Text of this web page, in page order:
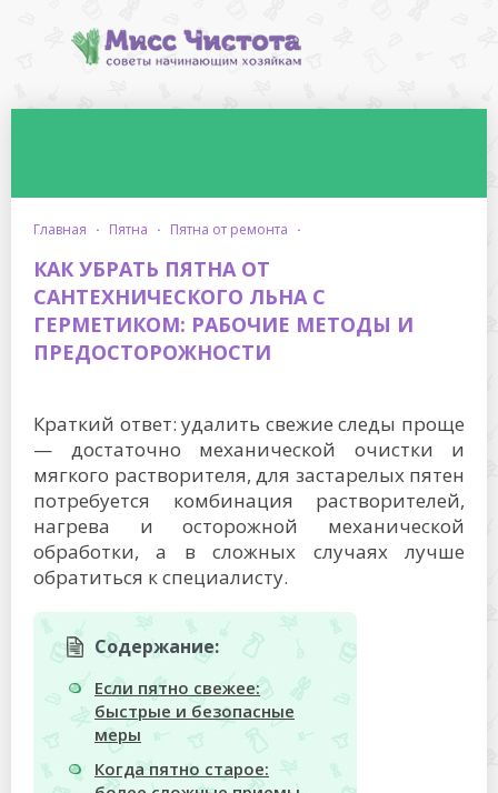
главная · пятна · пятна от ремонта ·
КАК УБРАТЬ ПЯТНА ОТ
САНТЕХНИЧЕСКОГО ЛЬНА С
ГЕРМЕТИКОМ: РАБОЧИЕ МЕТОДЫ И
ПРЕДОСТОРОЖНОСТИ
Краткий ответ: удалить свежие следы проще
— достаточно механической очистки и
мягкого растворителя, для застарелых пятен
потребуется комбинация растворителей,
нагрева и осторожной механической
обработки, а в сложных случаях лучше
обратиться к специалисту.
Содержание:
Если пятно свежее:
быстрые и безопасные
меры
Когда пятно старое: